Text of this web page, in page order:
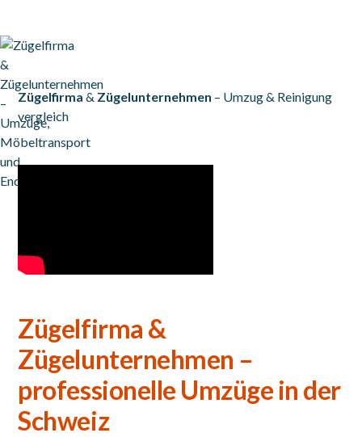
Zügelfirma & Zügelunternehmen – Umzug & Reinigung
vergleich
Zügelfirma &
Zügelunternehmen –
professionelle Umzüge in der
Schweiz